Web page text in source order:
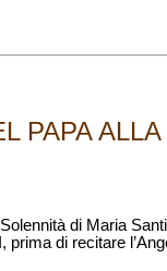
PAPA
di Maria
prima di recitare